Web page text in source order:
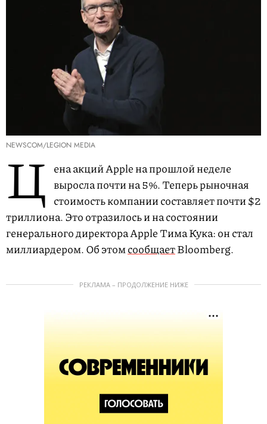
NEWSCOM/LEGION MEDIA
Ц ена акций Apple на прошлой неделе
выросла почти на 5%. Теперь рыночная
стоимость компании составляет почти $2
триллиона. Это отразилось и на состоянии
генерального директора Apple Тима Кука: он стал
миллиардером. Об этомсообщаетBloomberg.
РЕКЛАМА – ПРОДОЛЖЕНИЕ НИЖЕ